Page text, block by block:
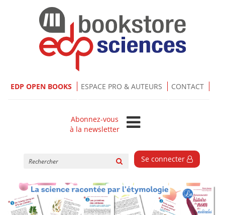
EDP OPEN BOOKS ESPACE PRO & AUTEURS CONTACT
Abonnez-vous
à la newsletter
site
Se connecter